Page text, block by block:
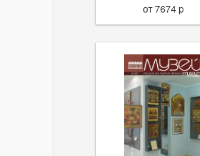
от 7674 p